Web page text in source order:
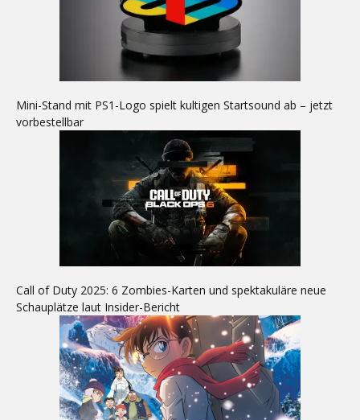
Mini-Stand mit PS1-Logo spielt kultigen Startsound ab – jetzt
vorbestellbar
Call of Duty 2025: 6 Zombies-Karten und spektakuläre neue
Schauplätze laut Insider-Bericht